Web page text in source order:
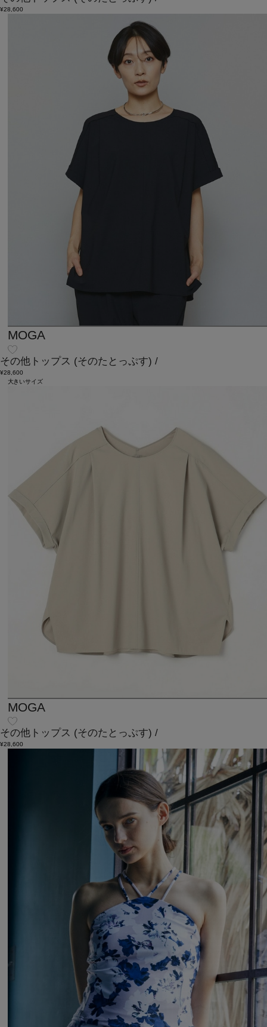
¥28,600
MOGA
その他トップス (そのたとっぷす) /
¥28,600
大きいサイズ
MOGA
その他トップス (そのたとっぷす) /
¥28,600